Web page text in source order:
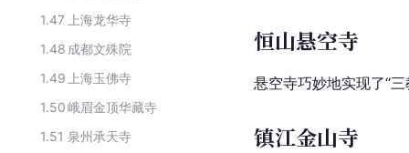
1.47 上海龙华寺
1.48 成都文殊院
1.49 上海玉佛寺
1.50峨眉金顶华藏寺
1.51 泉州承天寺
恒山悬空寺
悬空寺巧妙地实现了“
镇江金山寺